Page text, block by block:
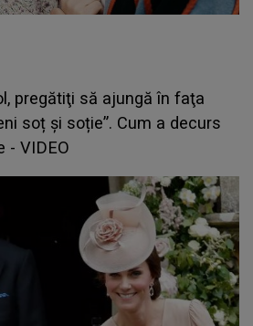
pregătiţi să ajungă în faţa
soț și soție”. Cum a decurs
- VIDEO